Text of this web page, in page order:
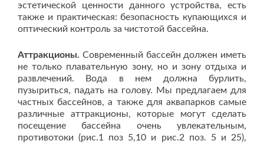
эстетической ценности данного устройства, есть
также и практическая: безопасность купающихся и
оптический контроль за чистотой бассейна.
Аттракционы. Современный бассейн должен иметь
не только плавательную зону, но и зону отдыха и
развлечений. Вода в нем должна бурлить,
пузыриться, падать на голову. Мы предлагаем для
частных бассейнов, а также для аквапарков самые
различные аттракционы, которые могут сделать
посещение бассейна очень увлекательным,
противотоки (рис.1 поз 5,10 и рис.2 поз. 5 и 25),